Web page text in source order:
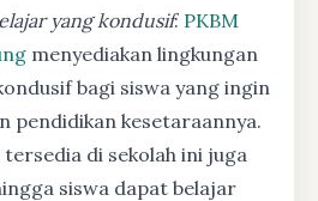
yang kondusif: PKBM
menyediakan lingkungan
bagi siswa yang ingin
pendidikan kesetaraannya.
tersedia di sekolah ini juga
siswa dapat belajar